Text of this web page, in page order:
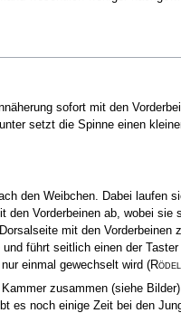
sofort mit den
setzt die Spinne einen
den Weibchen. Dabei laufen
Vorderbeinen ab, wobei sie
mit den Vorderbeinen
führt seitlich einen der Taster
einmal gewechselt wird (Rödel
zusammen (siehe
es noch einige Zeit bei den